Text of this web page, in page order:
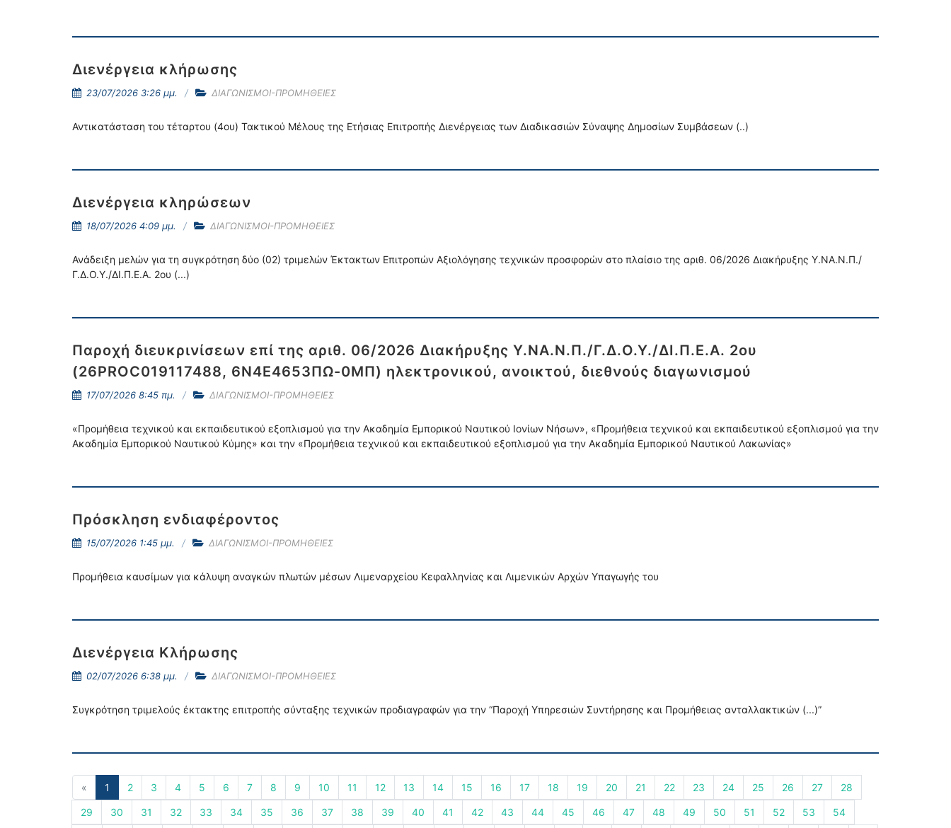
Διενέργεια κλήρωσης
23/07/2026 3:26 μμ. ΔΙΑΓΩΝΙΣΜΟΙ-ΠΡΟΜΗΘΕΙΕΣ
Αντικατάσταση του τέταρτου (4ου) Τακτικού Μέλους της Ετήσιας Επιτροπής Διενέργειας των Διαδικασιών Σύναψης Δημοσίων Συμβάσεων (..)
Διενέργεια κληρώσεων
18/07/2026 4:09 μμ. ΔΙΑΓΩΝΙΣΜΟΙ-ΠΡΟΜΗΘΕΙΕΣ
Ανάδειξη μελών για τη συγκρότηση δύο (02) τριμελών Έκτακτων Επιτροπών Αξιολόγησης τεχνικών προσφορών στο πλαίσιο της αριθ. 06/2026 Διακήρυξης Υ.ΝΑ.Ν.Π./
Γ.Δ.Ο.Υ./ΔΙ.Π.Ε.Α. 2ου (...)
Παροχή διευκρινίσεων επί της αριθ. 06/2026 Διακήρυξης Υ.ΝΑ.Ν.Π./Γ.Δ.Ο.Υ./ΔΙ.Π.Ε.Α. 2ου
(26PROC019117488, 6Ν4Ε4653ΠΩ-0ΜΠ) ηλεκτρονικού, ανοικτού, διεθνούς διαγωνισμού
17/07/2026 8:45 πμ. ΔΙΑΓΩΝΙΣΜΟΙ-ΠΡΟΜΗΘΕΙΕΣ
«Προμήθεια τεχνικού και εκπαιδευτικού εξοπλισμού για την Ακαδημία Εμπορικού Ναυτικού Ιονίων Νήσων», «Προμήθεια τεχνικού και εκπαιδευτικού εξοπλισμού για την
Ακαδημία Εμπορικού Ναυτικού Κύμης» και την «Προμήθεια τεχνικού και εκπαιδευτικού εξοπλισμού για την Ακαδημία Εμπορικού Ναυτικού Λακωνίας»
Πρόσκληση ενδιαφέροντος
15/07/2026 1:45 μμ. ΔΙΑΓΩΝΙΣΜΟΙ-ΠΡΟΜΗΘΕΙΕΣ
Προμήθεια καυσίμων για κάλυψη αναγκών πλωτών μέσων Λιμεναρχείου Κεφαλληνίας και Λιμενικών Αρχών Υπαγωγής του
Διενέργεια Κλήρωσης
02/07/2026 6:38 μμ. ΔΙΑΓΩΝΙΣΜΟΙ-ΠΡΟΜΗΘΕΙΕΣ
Συγκρότηση τριμελούς έκτακτης επιτροπής σύνταξης τεχνικών προδιαγραφών για την “Παροχή Υπηρεσιών Συντήρησης και Προμήθειας ανταλλακτικών (...)”
« 1 2 3 4 5 6 7 8 9 10 11 12 13 14 15 16 17 18 19 20 21 22 23 24 25 26 27 28
29 30 31 32 33 34 35 36 37 38 39 40 41 42 43 44 45 46 47 48 49 50 51 52 53 54